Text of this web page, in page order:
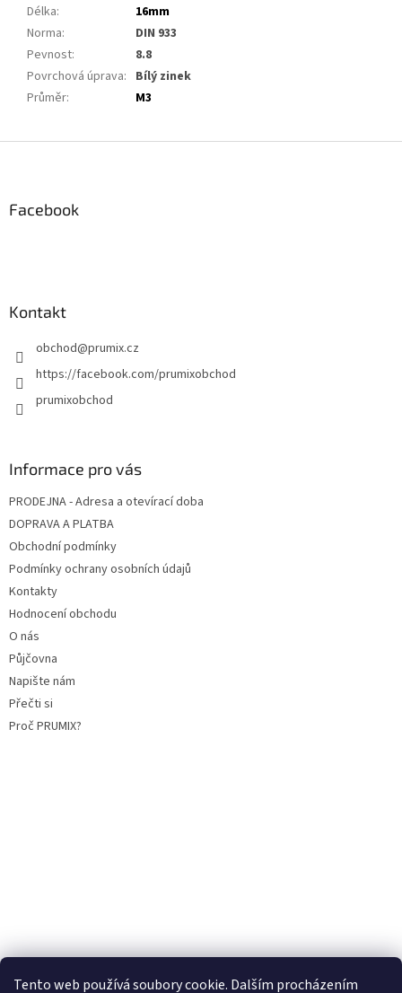
Tento web používá soubory cookie. Dalším procházením
Délka:
16mm
Norma:
DIN 933
Pevnost:
8.8
Povrchová úprava: Bílý zinek
Průměr: M3
Facebook
Kontakt
obchod@prumix.cz
https://facebook.com/prumixobchod
prumixobchod
Informace pro vás
PRODEJNA - Adresa a otevírací doba
DOPRAVA A PLATBA
Obchodní podmínky
Podmínky ochrany osobních údajů
Kontakty
Hodnocení obchodu
O nás
Půjčovna
Napište nám
Přečti si
Proč PRUMIX?